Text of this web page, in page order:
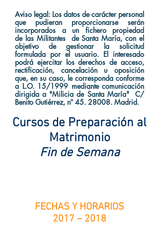
Aviso legal: Los datos de carácter personal
que pudieran proporcionarse serán
incorporados a un fichero propiedad
de las Militantes de Santa María, con el
objetivo de gestionar la solicitud
formulada por el usuario. El interesado
podrá ejercitar los derechos de acceso,
rectificación, cancelación u oposición
que, en su caso, le corresponda conforme
a L.O. 15/1999 mediante comunicación
dirigida a "Milicia de Santa María" C/
Benito Gutiérrez, nº45. 28008. Madrid.
Cursos de Preparación al
Matrimonio
Fin de Semana
FECHAS Y HORARIOS
2017 – 2018